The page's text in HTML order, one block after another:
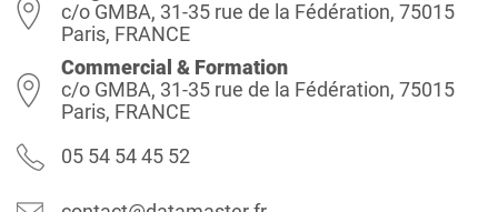
c/o GMBA, 31-35 rue de la Fédération, 75015
Paris, FRANCE
Commercial & Formation
c/o GMBA, 31-35 rue de la Fédération, 75015
Paris, FRANCE
05 54 54 45 52